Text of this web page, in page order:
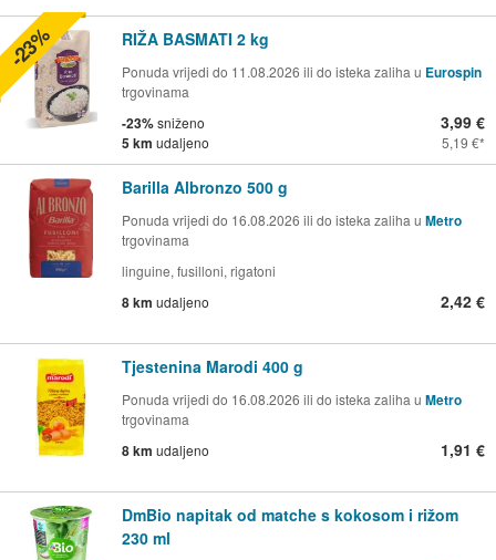
RIŽA BASMATI 2 kg
Ponuda vrijedi do 11.08.2026 ili do isteka zaliha u Eurospin
trgovinama
-23%sniženo
5 km udaljeno
3,99 €
5,19 €
-23%
Barilla Albronzo 500 g
Ponuda vrijedi do 16.08.2026 ili do isteka zaliha u Metro
trgovinama
linguine, fusilloni, rigatoni
8 km udaljeno 2,42 €
Tjestenina Marodi 400 g
Ponuda vrijedi do 16.08.2026 ili do isteka zaliha u Metro
trgovinama
8 km udaljeno 1,91 €
DmBio napitak od matche s kokosom i rižom
230 ml